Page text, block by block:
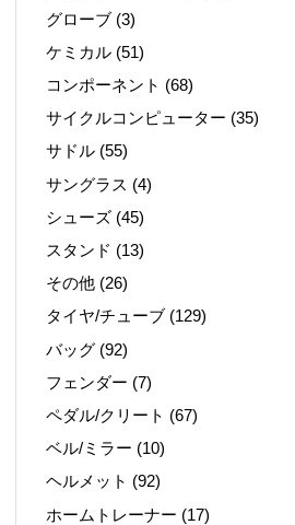
グローブ (3)
ケミカル (51)
コンポーネント (68)
サイクルコンピューター (35)
サドル (55)
サングラス (4)
シューズ (45)
スタンド (13)
その他 (26)
タイヤ/チューブ (129)
バッグ (92)
フェンダー (7)
ペダル/クリート (67)
ベル/ミラー (10)
ヘルメット (92)
ホームトレーナー (17)